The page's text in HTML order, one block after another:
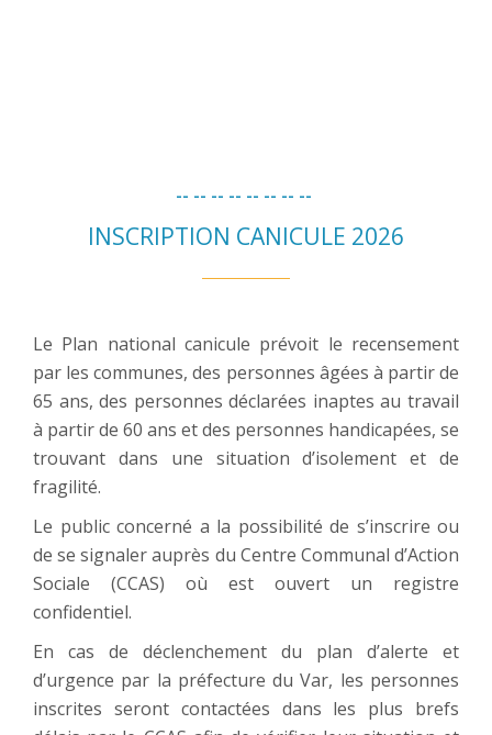
-- -- -- -- -- -- -- --
INSCRIPTION CANICULE 2026
Le Plan national canicule prévoit le recensement
par les communes, des personnes âgées à partir de
65 ans, des personnes déclarées inaptes au travail
à partir de 60 ans et des personnes handicapées, se
trouvant dans une situation d’isolement et de
fragilité.
Le public concerné a la possibilité de s’inscrire ou
de se signaler auprès du Centre Communal d’Action
Sociale (CCAS) où est ouvert un registre
confidentiel.
En cas de déclenchement du plan d’alerte et
d’urgence par la préfecture du Var, les personnes
inscrites seront contactées dans les plus brefs